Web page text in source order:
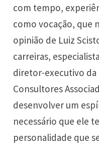
com tempo,
como vocação, que
opinião de Luiz
carreiras,
diretor-executivo
Consultores
desenvolver um
necessário que ele
personalidade que